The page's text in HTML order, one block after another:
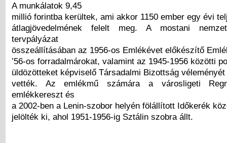
A munkálatok 9,45
millió forintba kerültek, ami akkor 1150 ember egy évi
átlagjövedelmének felelt meg. A mostani
tervpályázat
összeállításában az 1956-os Emlékévet előkészítő
’56-os forradalmárokat, valamint az 1945-1956 közötti
üldözötteket képviselő Társadalmi Bizottság
vették. Az emlékmű számára a városligeti
emlékkereszt és
a 2002-ben a Lenin-szobor helyén fölállított Időkerék
jelölték ki, ahol 1951-1956-ig Sztálin szobra állt.